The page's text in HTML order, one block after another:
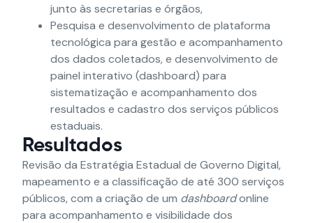
junto às secretarias e órgãos,
Pesquisa e desenvolvimento de plataforma
tecnológica para gestão e acompanhamento
dos dados coletados, e desenvolvimento de
painel interativo (dashboard) para
sistematização e acompanhamento dos
resultados e cadastro dos serviços públicos
estaduais.
Resultados
Revisão da Estratégia Estadual de Governo Digital,
mapeamento e a classificação de até 300 serviços
públicos, com a criação de um dashboardonline
para acompanhamento e visibilidade dos